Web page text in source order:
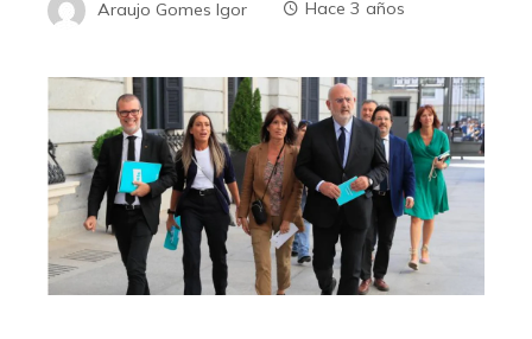
Araujo Gomes Igor Hace 3 años